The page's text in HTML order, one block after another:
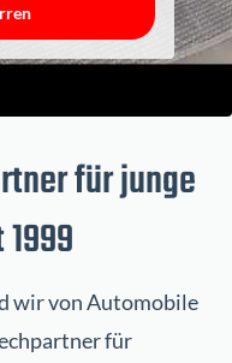
für junge
wir von Automobile
für